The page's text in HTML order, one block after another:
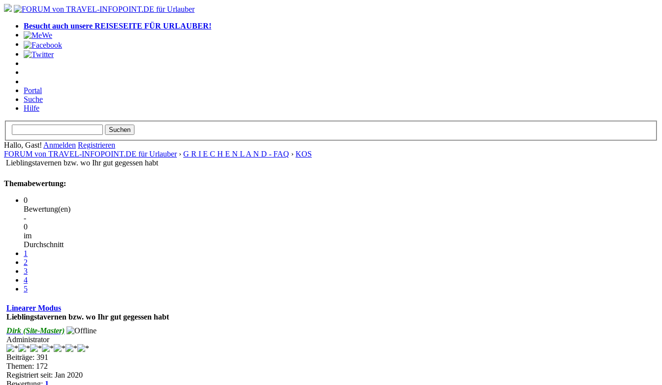
Besucht auch unsere REISESEITE FÜR URLAUBER!
Portal
Suche
Hilfe
Hallo, Gast! Anmelden Registrieren
FORUM von TRAVEL-INFOPOINT.DE für Urlauber› G R I E C H E N L A N D - FAQ › KOS
Lieblingstavernen bzw. wo Ihr gut gegessen habt
Themabewertung:
0
Bewertung(en)
-
0
im
Durchschnitt
1
2
3
4
5
Linearer Modus
Lieblingstavernen bzw. wo Ihr gut gegessen habt
Dirk (Site-Master)
Administrator
Beiträge: 391
Themen: 172
Registriert seit: Jan 2020